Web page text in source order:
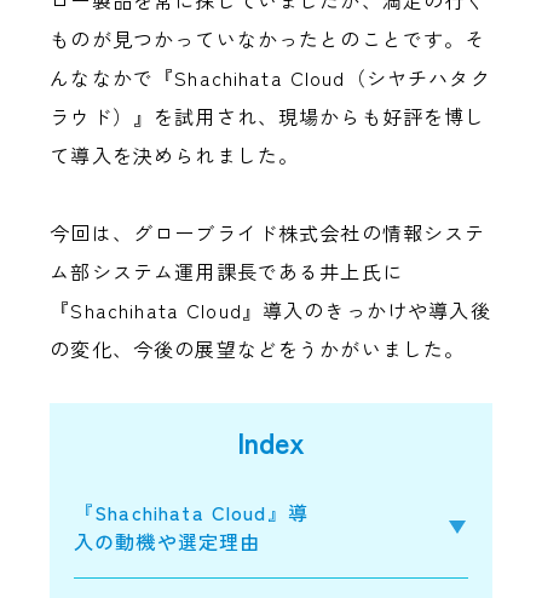
ものが見つかっていなかったとのことです。そ
んななかで『Shachihata Cloud（シヤチハタク
ラウド）』を試用され、現場からも好評を博し
て導入を決められました。
今回は、グローブライド株式会社の情報システ
ム部システム運用課長である井上氏に
『Shachihata Cloud』導入のきっかけや導入後
の変化、今後の展望などをうかがいました。
Index
『Shachihata Cloud』導
入の動機や選定理由